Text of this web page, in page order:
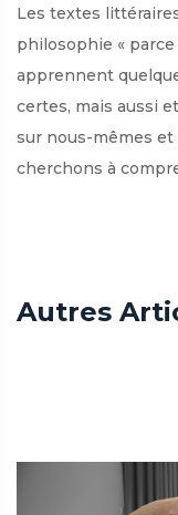
Les textes
philosophie « parce
apprennent
certes, mais aussi
sur nous-mêmes
cherchons à
Autres